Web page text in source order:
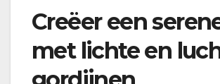
Creëer een
met lichte en